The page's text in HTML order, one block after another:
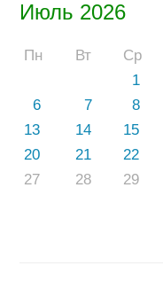
Июль 2026
Пн Вт Ср
1
6
7 8
13
14 15
20
21 22
27
28 29